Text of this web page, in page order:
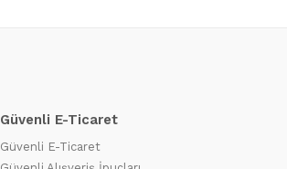
Güvenli E-Ticaret
Güvenli E-Ticaret